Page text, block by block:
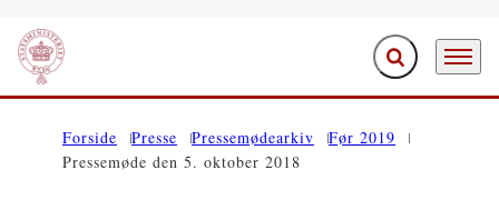
Gå til forsiden Fold søgefelt ud
Menu
Forside Presse Pressemødearkiv
Før 2019
Pressemøde den 5. oktober 2018